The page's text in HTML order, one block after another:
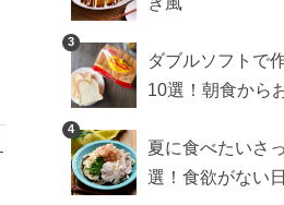
3
ダブルソフトで
10選！朝食から
4
夏に食べたいさ
選！食欲がない